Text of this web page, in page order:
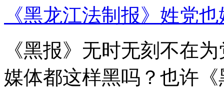
《黑龙江法制报》姓党
《黑报》无时无刻不在
媒体都这样黑吗？也许